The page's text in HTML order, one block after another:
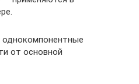
от основной